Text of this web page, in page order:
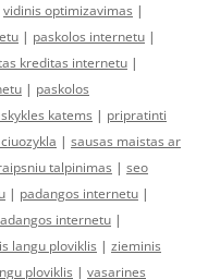
vidinis optimizavimas |
| paskolos internetu |
kreditas internetu |
| paskolos
katems | pripratinti
| sausas maistas ar
talpinimas | seo
| padangos internetu |
internetu |
langu ploviklis | zieminis
ploviklis | vasarines